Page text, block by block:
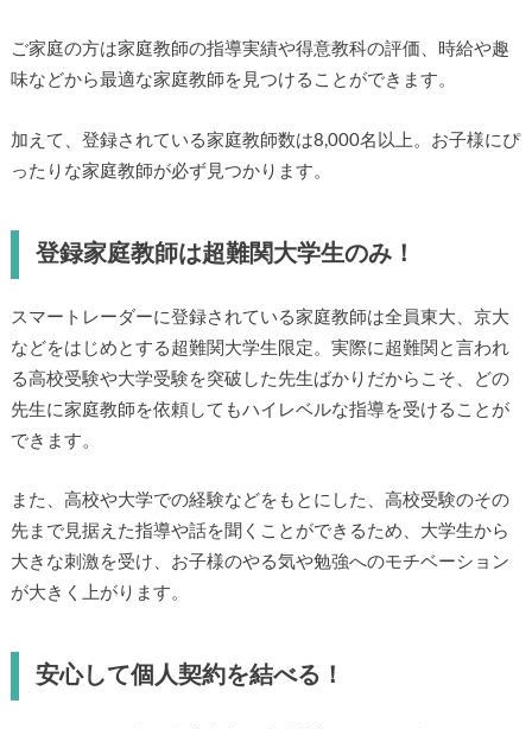
ご家庭の方は家庭教師の指導実績や得意教科の評価、時給や趣
味などから最適な家庭教師を見つけることができます。
加えて、登録されている家庭教師数は8,000名以上。お子様にぴ
ったりな家庭教師が必ず見つかります。
登録家庭教師は超難関大学生のみ！
スマートレーダーに登録されている家庭教師は全員東大、京大
などをはじめとする超難関大学生限定。実際に超難関と言われ
る高校受験や大学受験を突破した先生ばかりだからこそ、どの
先生に家庭教師を依頼してもハイレベルな指導を受けることが
できます。
また、高校や大学での経験などをもとにした、高校受験のその
先まで見据えた指導や話を聞くことができるため、大学生から
大きな刺激を受け、お子様のやる気や勉強へのモチベーション
が大きく上がります。
安心して個人契約を結べる！